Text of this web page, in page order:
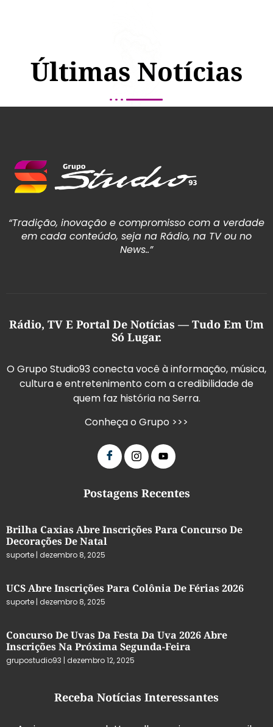
Últimas Notícias
“Tradição, inovação e compromisso com a verdade
em cada conteúdo, seja na Rádio, na TV ou no
News..”
Rádio, TV E Portal De Notícias — Tudo Em Um
Só Lugar.
O Grupo Studio93 conecta você à informação, música,
cultura e entretenimento com a credibilidade de
quem faz história na Serra.
Conheça o Grupo >>>
Postagens Recentes
Brilha Caxias Abre Inscrições Para Concurso De
Decorações De Natal
suporte dezembro 8, 2025
UCS Abre Inscrições Para Colônia De Férias 2026
suporte dezembro 8, 2025
Concurso De Uvas Da Festa Da Uva 2026 Abre
Inscrições Na Próxima Segunda-Feira
grupostudio93 dezembro 12, 2025
Receba Notícias Interessantes